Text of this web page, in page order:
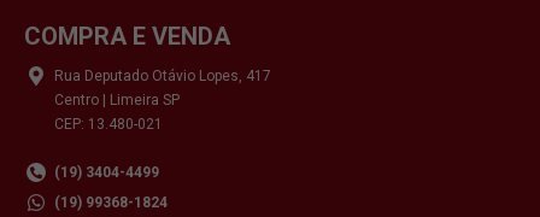
COMPRA E VENDA
Rua Deputado Otávio Lopes, 417
Centro | Limeira SP
CEP: 13.480-021
(19) 3404-4499
(19) 99368-1824